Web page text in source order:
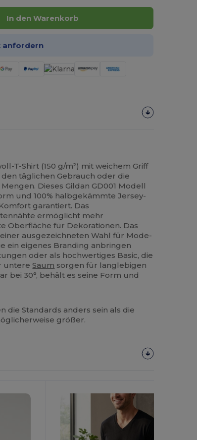
In den Warenkorb
anfordern
T-Shirt (150 g/m²) mit weichem Griff
täglichen Gebrauch oder die
Dieses Gildan GD001 Modell
und 100% halbgekämmte Jersey-
garantiert. Das
ermöglicht mehr
Oberfläche für Dekorationen. Das
ausgezeichneten Wahl für Mode-
ein eigenes Branding anbringen
oder als hochwertiges Basic, die
untereSaum sorgen für langlebigen
bei 30°, behält es seine Form und
die Standards anders sein als die
größer.